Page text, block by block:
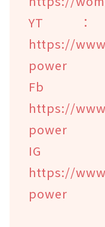
YT
https://
power
https://
power
https://
power